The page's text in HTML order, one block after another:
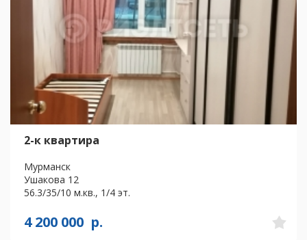
2-к квартира
Мурманск
Ушакова 12
56.3/35/10 м.кв., 1/4 эт.
4 200 000 р.